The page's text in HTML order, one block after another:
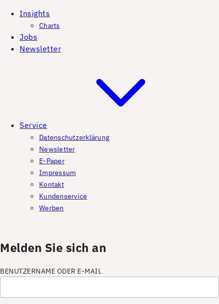
Insights
Charts
Jobs
Newsletter
Service
Datenschutzerklärung
Newsletter
E-Paper
Impressum
Kontakt
Kundenservice
Werben
Melden Sie sich an
BENUTZERNAME ODER E-MAIL